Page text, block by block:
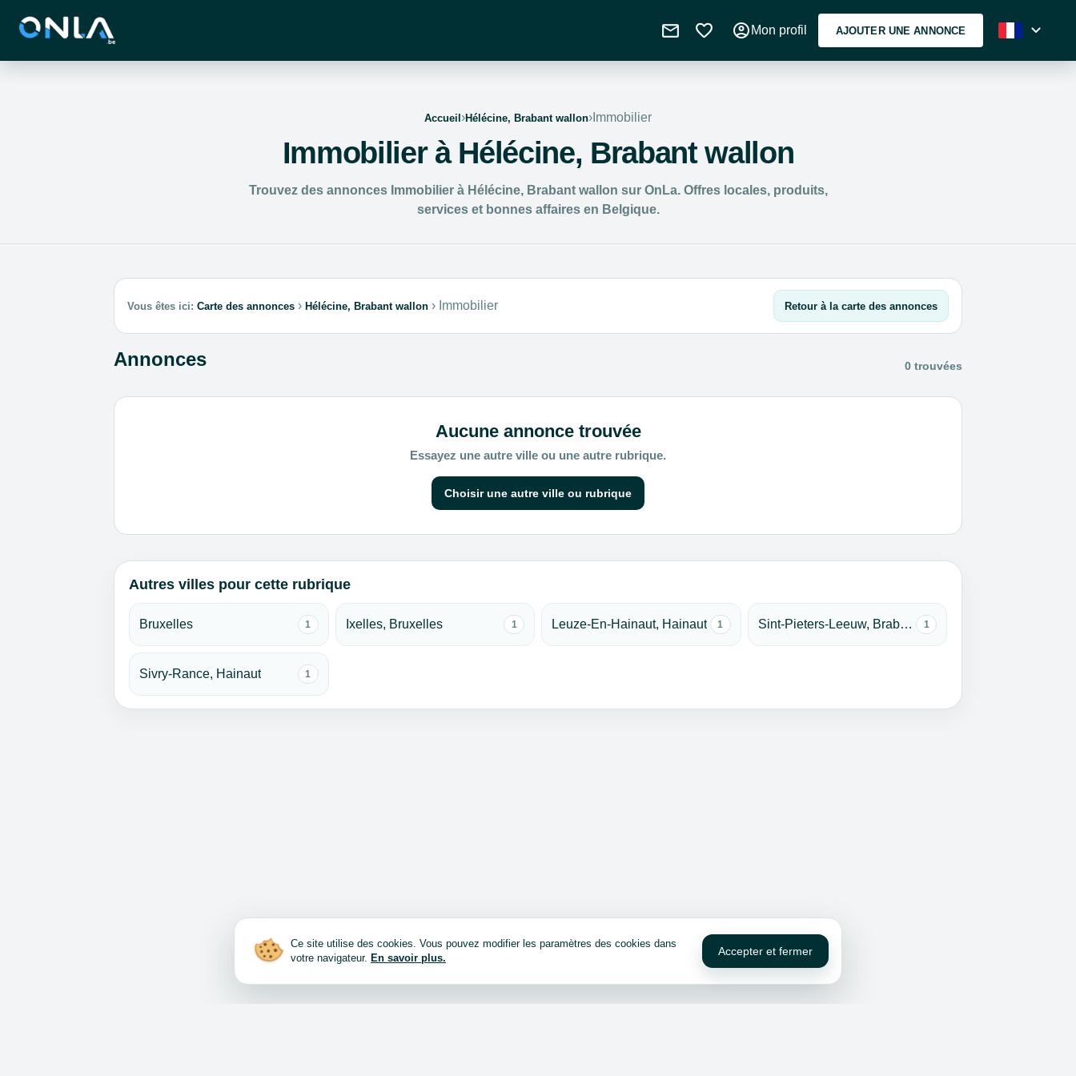
mail favorite account_circle Mon profil AJOUTER UNE ANNONCE expand_more
Accueil›Hélécine, Brabant wallon› Immobilier
Immobilier à Hélécine, Brabant wallon
Trouvez des annonces Immobilier à Hélécine, Brabant wallon sur OnLa. Offres locales, produits,
services et bonnes affaires en Belgique.
Vous êtes ici: Carte des annonces › Hélécine, Brabant wallon › Immobilier Retour à la carte des annonces
Annonces 0 trouvées
Aucune annonce trouvée
Essayez une autre ville ou une autre rubrique.
Choisir une autre ville ou rubrique
Autres villes pour cette rubrique
Bruxelles 1 Ixelles, Bruxelles 1 Leuze-En-Hainaut, Hainaut 1 Sint-Pieters-Leeuw, Brabant flamand 1
Sivry-Rance, Hainaut 1
Ce site utilise des cookies. Vous pouvez modifier les paramètres des cookies dans
votre navigateur. En savoir plus.
Accepter et fermer